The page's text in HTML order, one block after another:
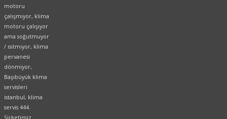
motoru
çalışmıyor, klima
motoru çalışıyor
ama soğutmuyor
/ ısıtmıyor, klima
pervanesi
dönmiyor,
Başıbüyük klima
servisleri
istanbul, klima
servis 444.